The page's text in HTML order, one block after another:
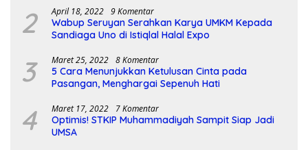
2 April 18, 2022 9 Komentar
Wabup Seruyan Serahkan Karya UMKM Kepada
Sandiaga Uno di Istiqlal Halal Expo
3 Maret 25, 2022 8 Komentar
5 Cara Menunjukkan Ketulusan Cinta pada
Pasangan, Menghargai Sepenuh Hati
4 Maret 17, 2022 7 Komentar
Optimis! STKIP Muhammadiyah Sampit Siap Jadi
UMSA